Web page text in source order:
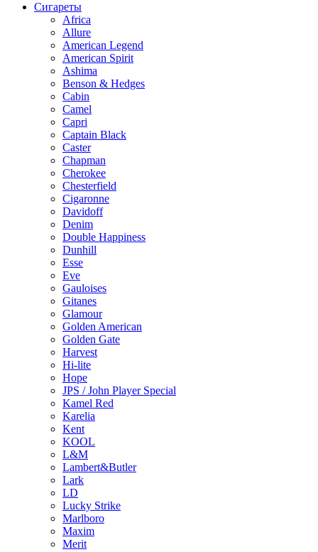
Сигареты
Africa
Allure
American Legend
American Spirit
Ashima
Benson & Hedges
Cabin
Camel
Capri
Captain Black
Caster
Chapman
Cherokee
Chesterfield
Cigaronne
Davidoff
Denim
Double Happiness
Dunhill
Esse
Eve
Gauloises
Gitanes
Glamour
Golden American
Golden Gate
Harvest
Hi-lite
Hope
JPS / John Player Special
Kamel Red
Karelia
Kent
KOOL
L&M
Lambert&Butler
Lark
LD
Lucky Strike
Marlboro
Maxim
Merit